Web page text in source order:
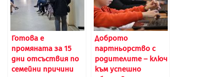
Готова е
промяната за 15
дни отсъствия по
семейни причини
Доброто
партньорство с
родителите – ключ
към успешно